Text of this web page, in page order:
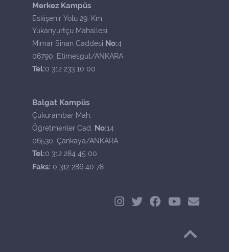
Merkez Kampüs
Eskişehir Yolu 29. Km.
Yukarıyurtçu Mahallesi
Mimar Sinan Caddesi No:4
06790, Etimesgut/ANKARA
Tel:0 312 233 10 00
Balgat Kampüs
Çukurambar Mah.
Öğretmenler Cad. No:14
06530, Çankaya/ANKARA
Tel:0 312 284 45 00
Faks: 0 312 286 40 78